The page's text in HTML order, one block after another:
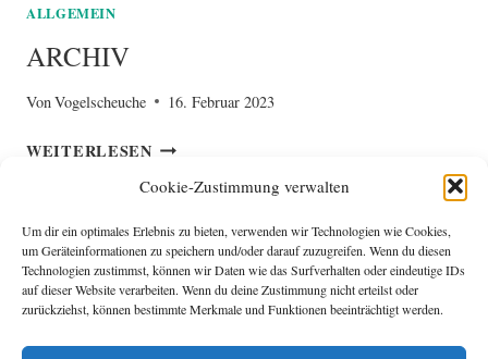
Cookie-Zustimmung verwalten
Um dir ein optimales Erlebnis zu bieten, verwenden wir Technologien wie Cookies,
um Geräteinformationen zu speichern und/oder darauf zuzugreifen. Wenn du diesen
Technologien zustimmst, können wir Daten wie das Surfverhalten oder eindeutige IDs
auf dieser Website verarbeiten. Wenn du deine Zustimmung nicht erteilst oder
zurückziehst, können bestimmte Merkmale und Funktionen beeinträchtigt werden.
ALLGEMEIN
ARCHIV
VonVogelscheuche 16. Februar 2023
WEITERLESENARCHIV
© 2026 Tempelhofer Berg e.V.
Start Kontakt
Datenschutzerklärung